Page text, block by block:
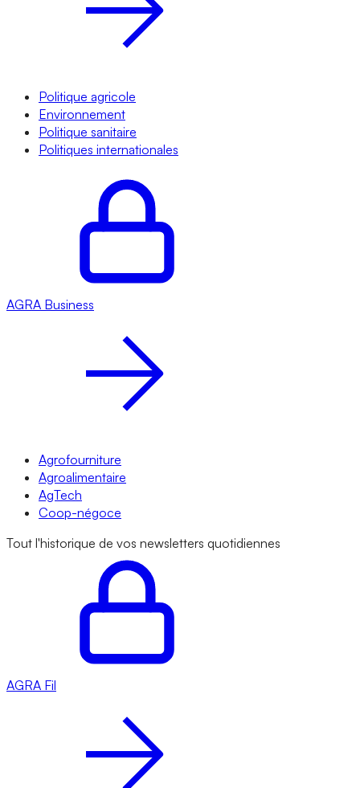
Politique agricole
Environnement
Politique sanitaire
Politiques internationales
AGRA Business
Agrofourniture
Agroalimentaire
AgTech
Coop-négoce
Tout l'historique de vos newsletters quotidiennes
AGRA Fil